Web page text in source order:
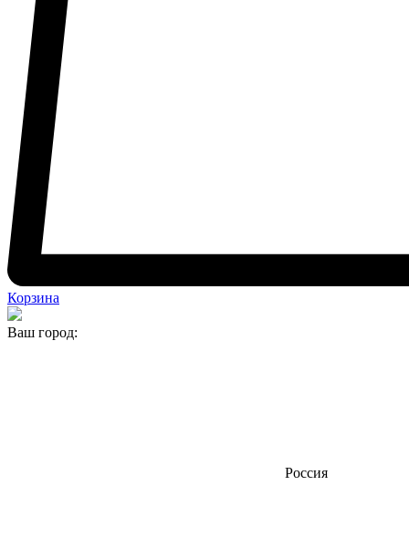
Корзина
Ваш город:
Россия